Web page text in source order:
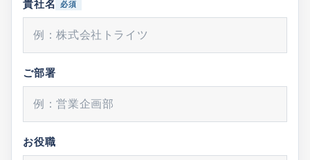
貴社名 必須
ご部署
お役職